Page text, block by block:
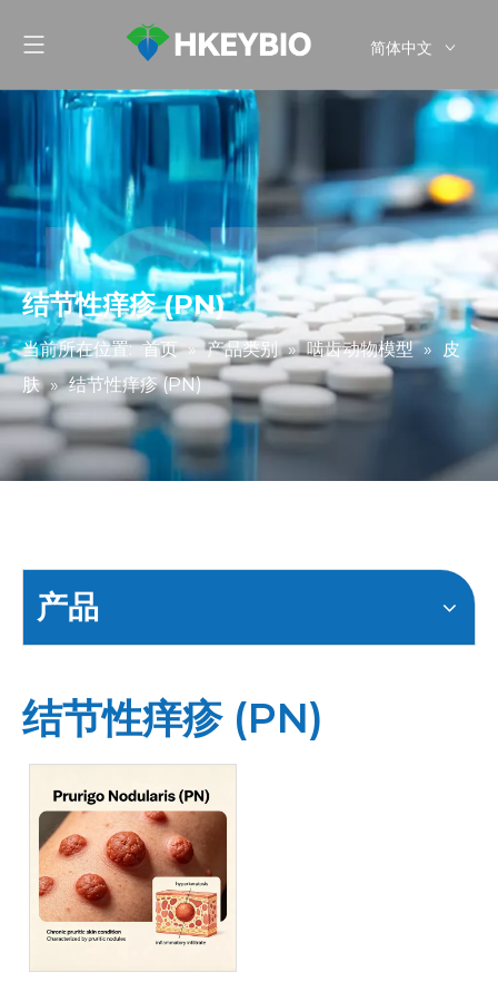
简体中文
结节性痒疹 (PN)
当前所在位置: 首页 » 产品类别 » 啮齿动物模型 » 皮
肤 » 结节性痒疹 (PN)
产品
结节性痒疹 (PN)